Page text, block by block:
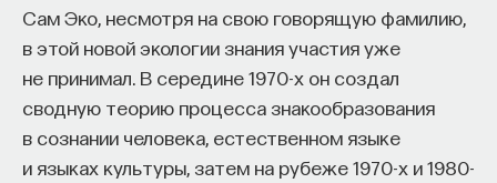
Сам Эко, несмотря на свою говорящую фамилию,
в этой новой экологии знания участия уже
не принимал. В середине 1970-х он создал
сводную теорию процесса знакообразования
в сознании человека, естественном языке
и языках культуры, затем на рубеже 1970-х и 1980-